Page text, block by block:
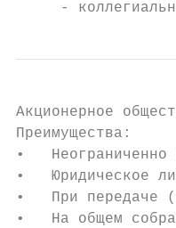
-
Акционерное
Преимущества:
•   Неограниченно
•   Юридическое
•   При передаче
•   На общем